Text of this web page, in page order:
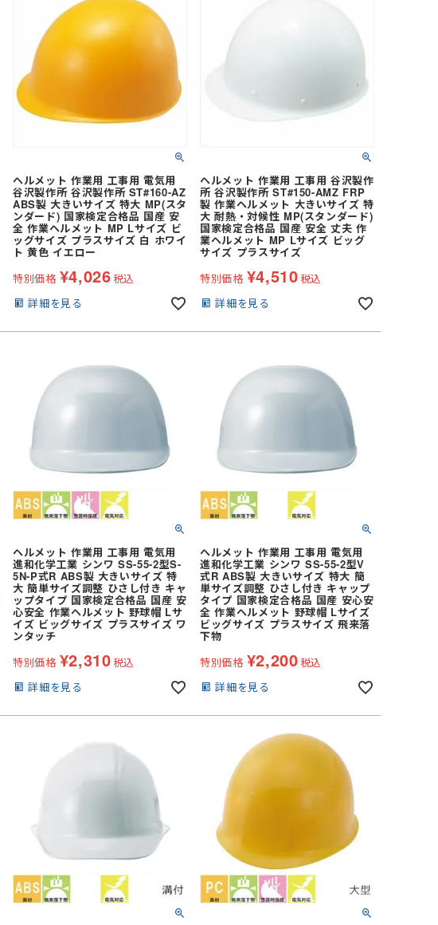
ヘルメット 作業用 工事用 電気用
谷沢製作所 谷沢製作所 ST#160-AZ
ABS製 大きいサイズ 特大 MP(スタ
ンダード) 国家検定合格品 国産 安
全 作業ヘルメット MP Lサイズ ビ
ッグサイズ プラスサイズ 白 ホワイ
ト 黄色 イエロー
特別価格 ¥4,026税込
詳細を見る
ヘルメット 作業用 工事用 谷沢製作
所 谷沢製作所 ST#150-AMZ FRP
製 作業ヘルメット 大きいサイズ 特
大 耐熱・対候性 MP(スタンダード)
国家検定合格品 国産 安全 丈夫 作
業ヘルメット MP Lサイズ ビッグ
サイズ プラスサイズ
特別価格 ¥4,510税込
詳細を見る
ヘルメット 作業用 工事用 電気用
進和化学工業 シンワ SS-55-2型S-
5N-P式R ABS製 大きいサイズ 特
大 簡単サイズ調整 ひさし付き キャ
ップタイプ 国家検定合格品 国産 安
心安全 作業ヘルメット 野球帽 Lサ
イズ ビッグサイズ プラスサイズ ワ
ンタッチ
特別価格 ¥2,310税込
詳細を見る
ヘルメット 作業用 工事用 電気用
進和化学工業 シンワ SS-55-2型V
式R ABS製 大きいサイズ 特大 簡
単サイズ調整 ひさし付き キャップ
タイプ 国家検定合格品 国産 安心安
全 作業ヘルメット 野球帽 Lサイズ
ビッグサイズ プラスサイズ 飛来落
下物
特別価格 ¥2,200税込
詳細を見る